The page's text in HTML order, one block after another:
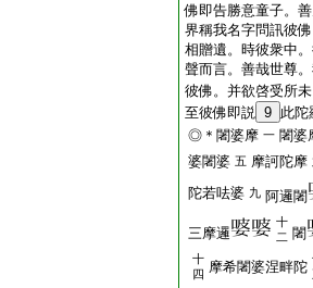
佛即告勝意童子。
界稱我名字問訊彼
相贈遺。時彼衆中
聲而言。善哉世尊
彼佛。并欲啓受所
至彼佛即説 9 此陀
◎＊闍婆摩 一 闍婆
婆闍婆 五 摩訶陀摩
陀若呿婆 九 阿邏闍
三摩邏
十
二 闍
十
四 摩希闍婆涅畔陀